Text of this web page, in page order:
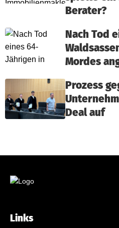
Berater?
Nach Tod
Mordes
Prozess
Deal auf
Links